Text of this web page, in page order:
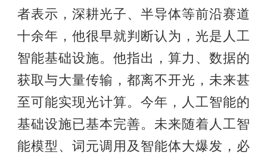
者表示，深耕光子、半导体等前沿赛道
十余年，他很早就判断认为，光是人工
智能基础设施。他指出，算力、数据的
获取与大量传输，都离不开光，未来甚
至可能实现光计算。今年，人工智能的
基础设施已基本完善。未来随着人工智
能模型、词元调用及智能体大爆发，必